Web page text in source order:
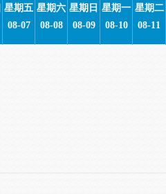
星期五
08-07
星期六
08-08
星期日
08-09
星期一
08-10
星期二
08-11